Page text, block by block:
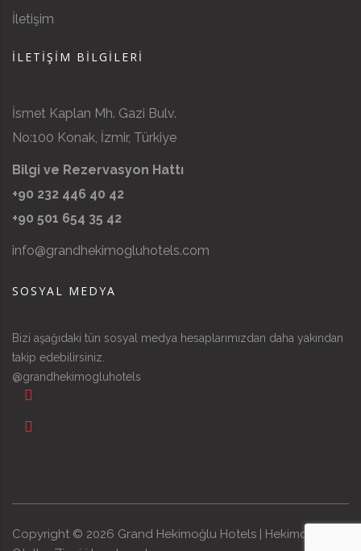
İletişim
İLETIŞIM BILGILERI
İsmet Kaplan Mh. Gazi Bulv.
No:100 Konak, İzmir, Türkiye
Bilgi ve Rezervasyon Hattı
+90 232 446 40 42
+90 501 654 35 42
info@grandhekimogluhotels.com
SOSYAL MEDYA
Bizi aşağıdaki tün sosyal medya hesaplarımızdan daha yakından
takip edebilirsiniz.
@grandhekimogluhotels
Copyright © 2026 Grand Hekimoğlu Hotels | Hekimoğlu